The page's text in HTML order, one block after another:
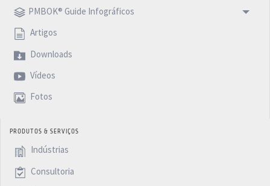
PMBOK® Guide Infográficos
Artigos
Downloads
Vídeos
Fotos
PRODUTOS & SERVIÇOS
Indústrias
Consultoria